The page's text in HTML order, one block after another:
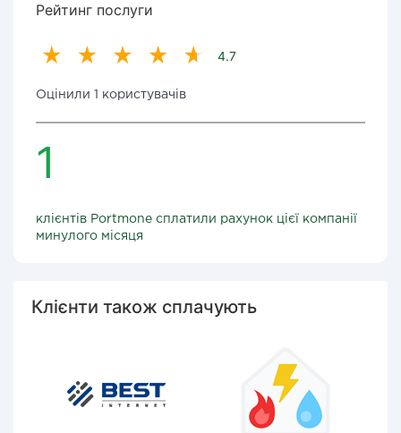
Рейтинг послуги
4.7
Оцінили 1 користувачів
1
клієнтів Portmone сплатили рахунок цієї компанії
минулого місяця
Клієнти також сплачують